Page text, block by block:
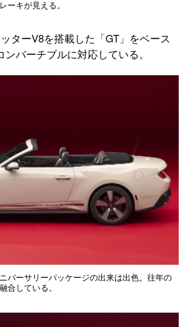
ーキが見える。
ターV8を搭載した「GT」をベース
バーチブルに対応している。
バーサリーパッケージの出来は出色。往年の
合している。